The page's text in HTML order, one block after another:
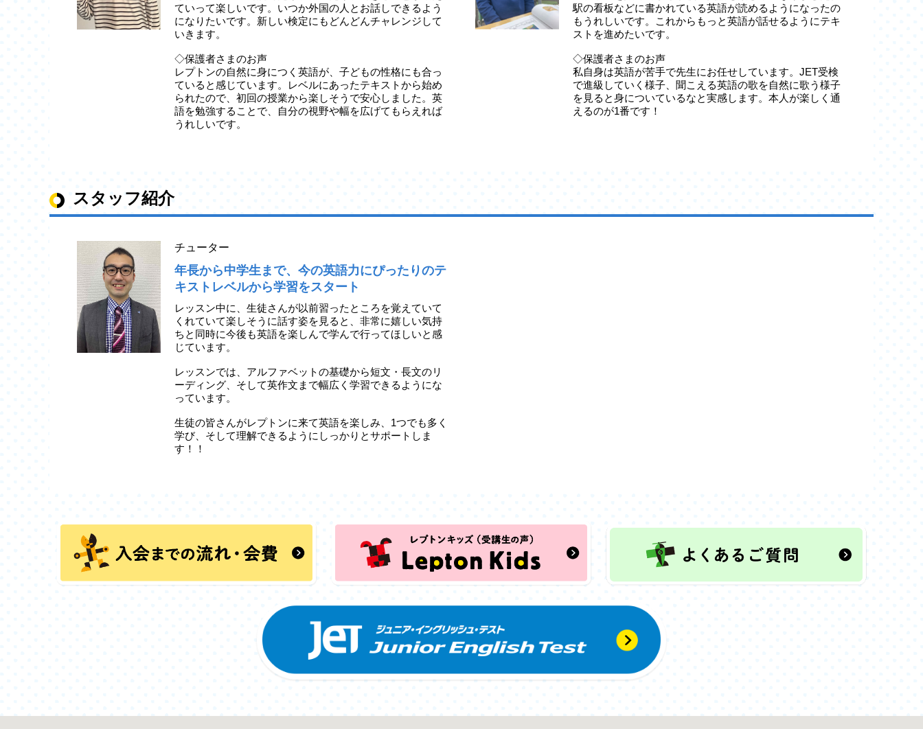
ていって楽しいです。いつか外国の人とお話しできるよう
になりたいです。新しい検定にもどんどんチャレンジして
いきます。
◇保護者さまのお声
レプトンの自然に身につく英語が、子どもの性格にも合っ
ていると感じています。レベルにあったテキストから始め
られたので、初回の授業から楽しそうで安心しました。英
語を勉強することで、自分の視野や幅を広げてもらえれば
うれしいです。
駅の看板などに書かれている英語が読めるようになったの
もうれしいです。これからもっと英語が話せるようにテキ
ストを進めたいです。
◇保護者さまのお声
私自身は英語が苦手で先生にお任せしています。JET受検
で進級していく様子、聞こえる英語の歌を自然に歌う様子
を見ると身についているなと実感します。本人が楽しく通
えるのが1番です！
スタッフ紹介
チューター
年長から中学生まで、今の英語力にぴったりのテ
キストレベルから学習をスタート
レッスン中に、生徒さんが以前習ったところを覚えていて
くれていて楽しそうに話す姿を見ると、非常に嬉しい気持
ちと同時に今後も英語を楽しんで学んで行ってほしいと感
じています。
レッスンでは、アルファベットの基礎から短文・長文のリ
ーディング、そして英作文まで幅広く学習できるようにな
っています。
生徒の皆さんがレプトンに来て英語を楽しみ、1つでも多く
学び、そして理解できるようにしっかりとサポートしま
す！！